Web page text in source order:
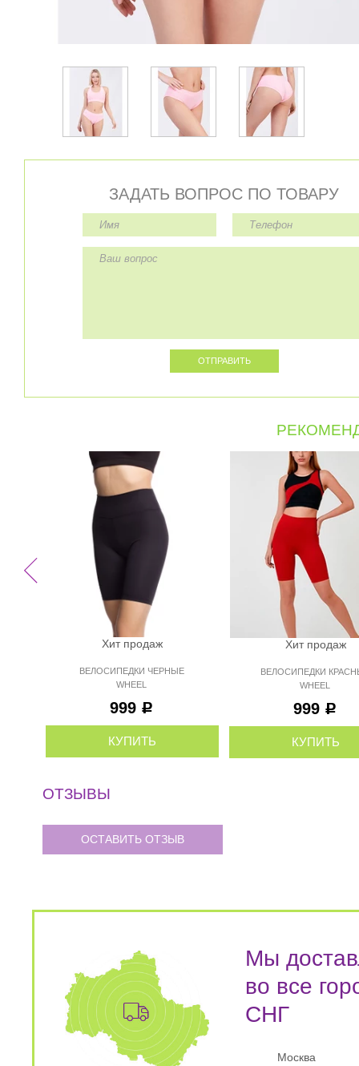
ЗАДАТЬ ВОПРОС ПО ТОВАРУ
Хит продаж
ВЕЛОСИПЕДКИ ЧЕРНЫЕ
WHEEL
999 Р
КУПИТЬ
Хит продаж
ВЕЛОСИПЕДКИ
WHEEL
999 Р
КУПИТЬ
ОТЗЫВЫ
ОСТАВИТЬ ОТЗЫВ
Мы
во все
СНГ
Москва